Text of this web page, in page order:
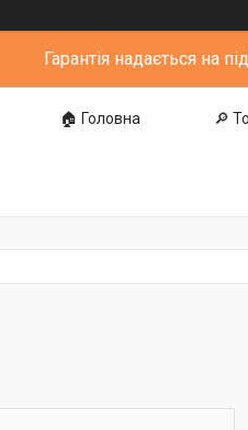
Гарантія надається на
🏠 Головна 🔎